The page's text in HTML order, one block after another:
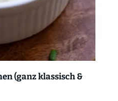
(ganz klassisch &